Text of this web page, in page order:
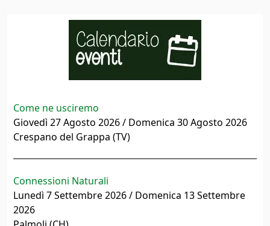
Come ne usciremo
Giovedì 27 Agosto 2026 / Domenica 30 Agosto 2026
Crespano del Grappa (TV)
Connessioni Naturali
Lunedì 7 Settembre 2026 / Domenica 13 Settembre
2026